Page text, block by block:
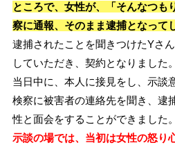
ところで、女性が、「そんなつも
察に通報、そのまま逮捕となって
逮捕されたことを聞きつけたYさ
していただき、契約となりました。
当日中に、本人に接見をし、示談
検察に被害者の連絡先を聞き、逮
性と面会をすることができました。
示談の場では、当初は女性の怒り